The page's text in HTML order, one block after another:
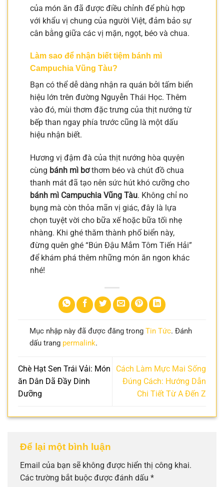
của món ăn đã được điều chỉnh để phù hợp
với khẩu vị chung của người Việt, đảm bảo sự
cân bằng giữa các vị mặn, ngọt, béo và chua.
Làm sao để nhận biết tiệm bánh mì
Campuchia Vũng Tàu?
Bạn có thể dễ dàng nhận ra quán bởi tấm biển
hiệu lớn trên đường Nguyễn Thái Học. Thêm
vào đó, mùi thơm đặc trưng của thịt nướng từ
bếp than ngay phía trước cũng là một dấu
hiệu nhận biết.
Hương vị đậm đà của thịt nướng hòa quyện
cùng bánh mì bơthơm béo và chút đồ chua
thanh mát đã tạo nên sức hút khó cưỡng cho
bánh mì Campuchia Vũng Tàu. Không chỉ no
bụng mà còn thỏa mãn vị giác, đây là lựa
chọn tuyệt vời cho bữa xế hoặc bữa tối nhẹ
nhàng. Khi ghé thăm thành phố biển này,
đừng quên ghé “Bún Đậu Mắm Tôm Tiến Hải”
để khám phá thêm những món ăn ngon khác
nhé!
Mục nhập này đã được đăng trong Tin Tức. Đánh
dấu trang permalink.
Chè Hạt Sen Trái Vải: Món
ăn Dân Dã Đầy Dinh
Dưỡng
Cách Làm Mực Mai Sống
Đúng Cách: Hướng Dẫn
Chi Tiết Từ A Đến Z
Để lại một bình luận
Email của bạn sẽ không được hiển thị công khai.
Các trường bắt buộc được đánh dấu *